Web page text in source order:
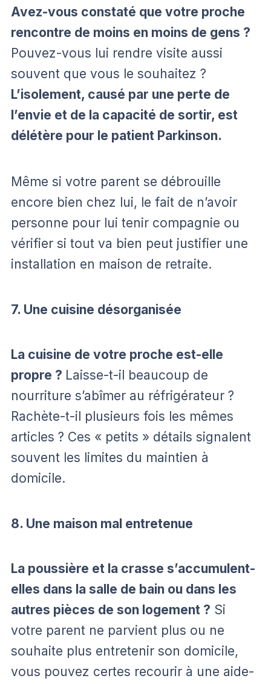
Avez-vous constaté que votre proche
rencontre de moins en moins de gens ?
Pouvez-vous lui rendre visite aussi
souvent que vous le souhaitez ?
L’isolement, causé par une perte de
l’envie et de la capacité de sortir, est
délétère pour le patient Parkinson.
Même si votre parent se débrouille
encore bien chez lui, le fait de n’avoir
personne pour lui tenir compagnie ou
vérifier si tout va bien peut justifier une
installation en maison de retraite.
7. Une cuisine désorganisée
La cuisine de votre proche est-elle
propre ? Laisse-t-il beaucoup de
nourriture s’abîmer au réfrigérateur ?
Rachète-t-il plusieurs fois les mêmes
articles ? Ces « petits » détails signalent
souvent les limites du maintien à
domicile.
8. Une maison mal entretenue
La poussière et la crasse s’accumulent-
elles dans la salle de bain ou dans les
autres pièces de son logement ? Si
votre parent ne parvient plus ou ne
souhaite plus entretenir son domicile,
vous pouvez certes recourir à une aide-